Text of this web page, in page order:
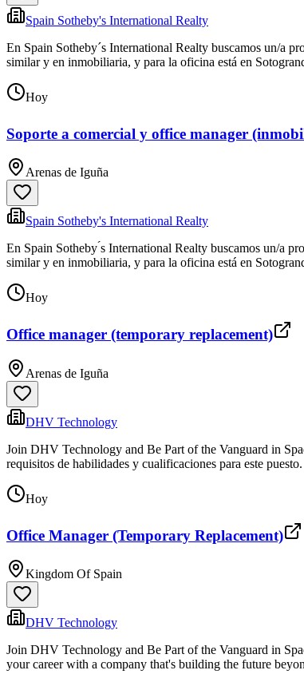
Spain Sotheby's International Realty
En Spain Sotheby´s International Realty buscamos un/a
similar y en inmobiliaria, y para la oficina está en
Hoy
Soporte a comercial y office manager
Arenas de Iguña
Spain Sotheby's International Realty
En Spain Sotheby ́s International Realty buscamos un/a
similar y en inmobiliaria, y para la oficina está en
Hoy
Office manager (temporary replacement)
Arenas de Iguña
DHV Technology
Join DHV Technology and Be Part of the Vanguard in
requisitos de habilidades y cualificaciones para este
Hoy
Office Manager (Temporary Replacement)
Kingdom Of Spain
DHV Technology
Join DHV Technology and Be Part of the Vanguard in
your career with a company that's building the future